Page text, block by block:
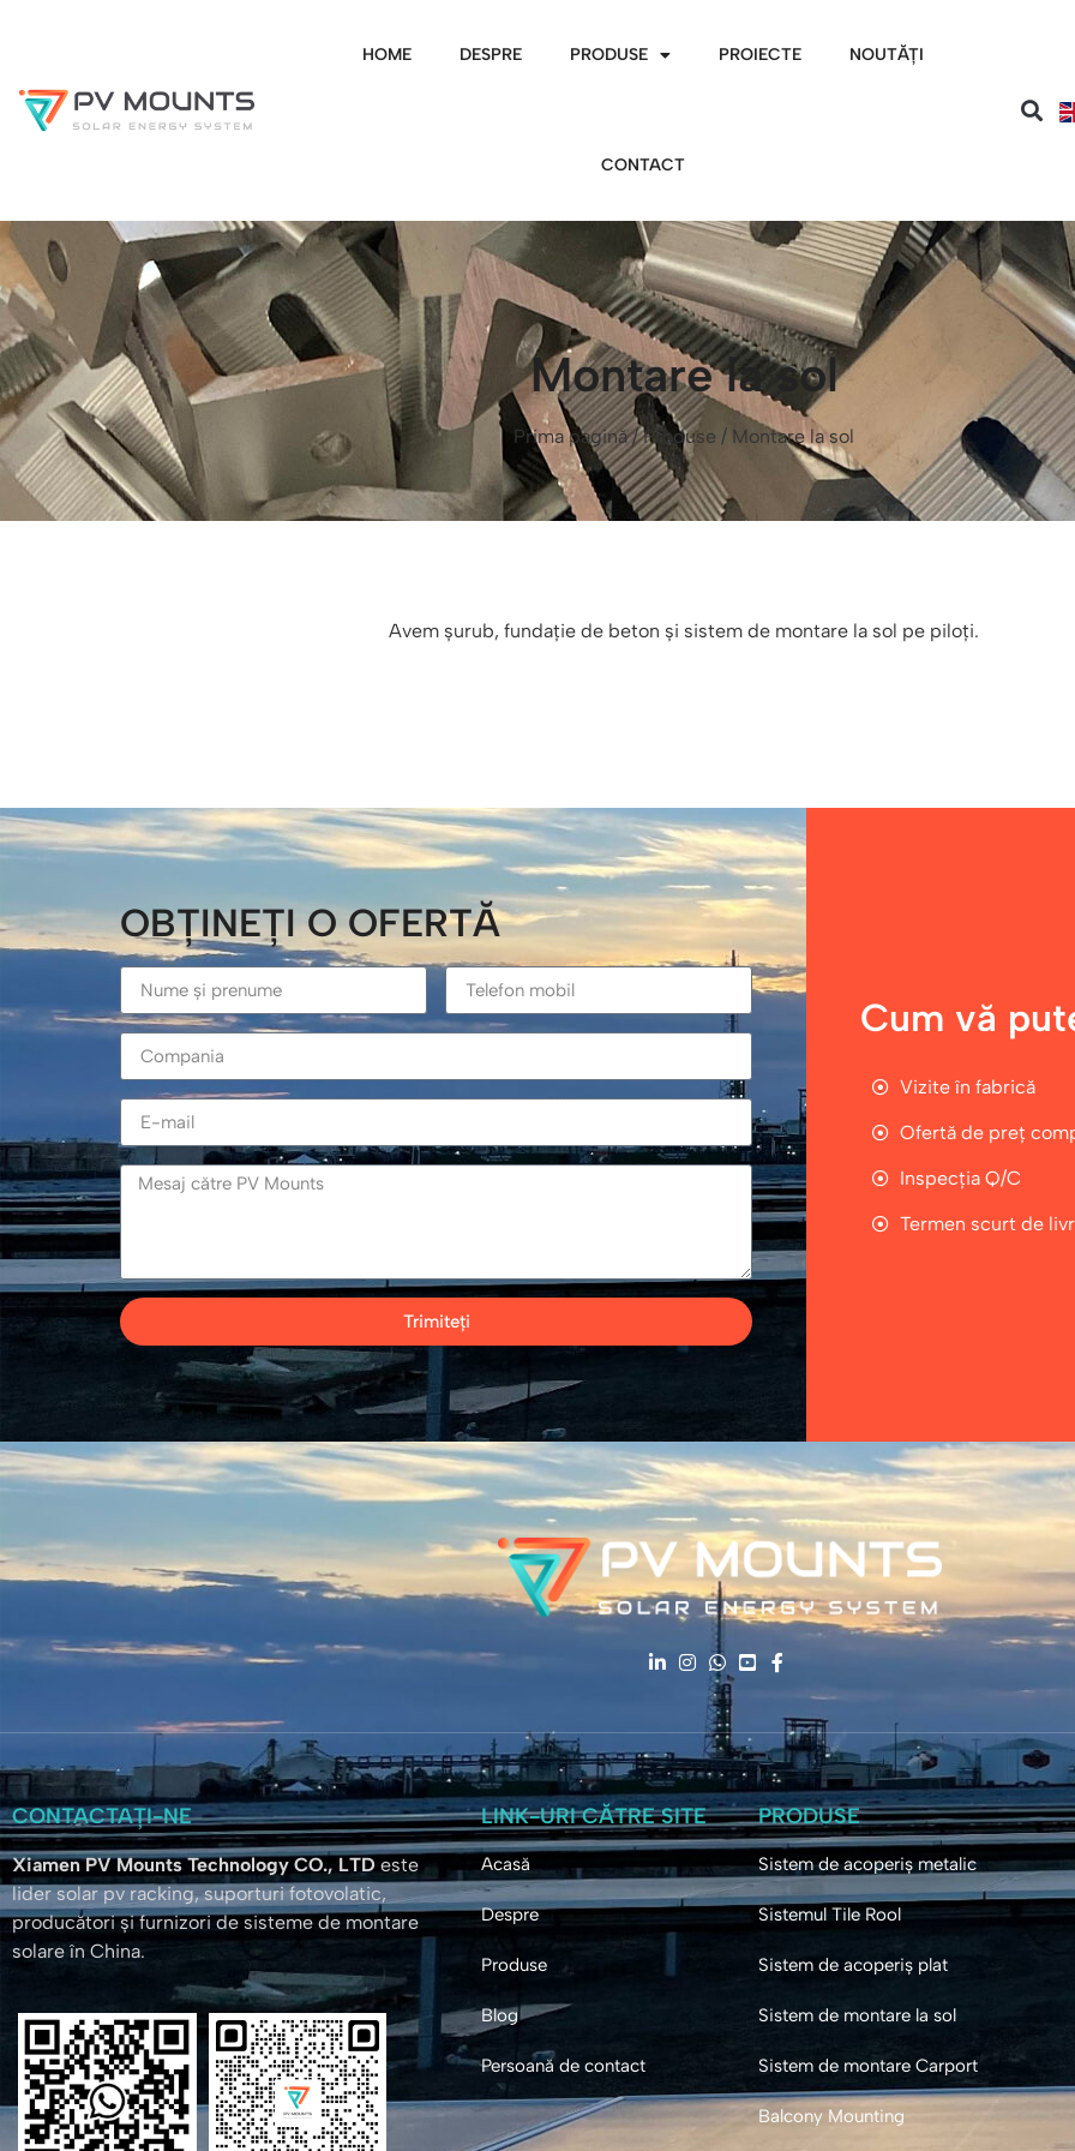
HOME DESPRE PRODUSE PROIECTE NOUTĂȚI
CONTACT
Montare la sol
Prima pagină/Produse / Montare la sol
Avem șurub, fundație de beton și sistem de montare la sol pe piloți.
OBȚINEȚI O OFERTĂ
Trimiteți
Cum vă
Vizite în fabrică
Ofertă de preț
Inspecția Q/C
Termen scurt de
CONTACTAȚI-NE
Xiamen PV Mounts Technology CO., LTD este
lider solar pv racking, suporturi fotovolatic,
producători și furnizori de sisteme de montare
solare în China.
LINK-URI CĂTRE SITE
Acasă
Despre
Produse
Blog
Persoană de contact
PRODUSE
Sistem de acoperiș metalic
Sistemul Tile Rool
Sistem de acoperiș plat
Sistem de montare la sol
Sistem de montare Carport
Balcony Mounting